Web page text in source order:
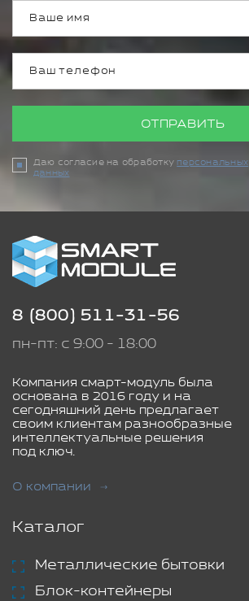
ОТПРАВИТЬ
Даю согласие на обработку персональных
данных
8 (800) 511-31-56
пн-пт: с 9:00 - 18:00
Компания смарт-модуль была
основана в 2016 году и на
сегодняшний день предлагает
своим клиентам разнообразные
интеллектуальные решения
под ключ.
О компании
Каталог
Металлические бытовки
Блок-контейнеры